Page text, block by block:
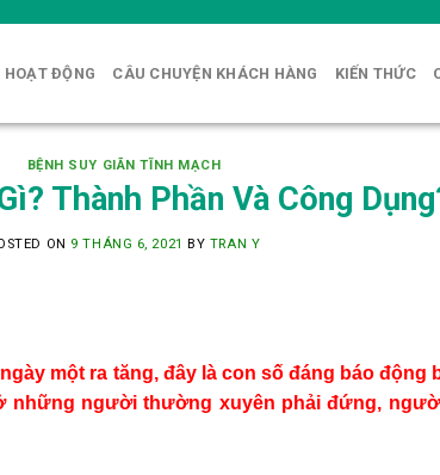
HOẠT ĐỘNG CÂU CHUYỆN KHÁCH HÀNG KIẾN THỨC
BỆNH SUY GIÃN TĨNH MẠCH
Thành Phần Và Công
ON 9 THÁNG 6, 2021 BY TRAN Y
một ra tăng, đây là con số đáng báo động
những người thường xuyên phải đứng,